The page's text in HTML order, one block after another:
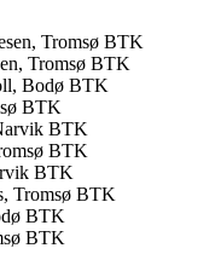
Tromsø BTK
Tromsø BTK
Bodø BTK
BTK
BTK
BTK
BTK
Tromsø BTK
BTK
BTK